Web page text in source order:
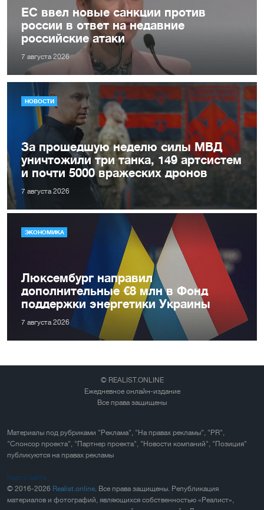
ЕС ввел новые санкции против
россии в ответ на недавние
российские атаки
7 августа 2026
НОВОСТИ
За прошедшую неделю силы МВД
уничтожили три танка, 149 артсистем
и почти 5000 вражеских дронов
7 августа 2026
ЭКОНОМИКА
Люксембург направил
дополнительные €8 млн в Фонд
поддержки энергетики Украины
7 августа 2026
© REALIST.ONLINE
Ежедневное онлайн-издание
Все права защищены
Материалы под рубриками "Реклама", "На правах рекламы", "PR",
"Спонсор проекта", "Партнер проекта", "Новости компаний", "Позиция"
публикуются на правах рекламы
Карта сайта
© 2016-2026 Realist.online. Все права защищены. Републикация
материалов и фотографий, являющихся собственностью «Реалист»,